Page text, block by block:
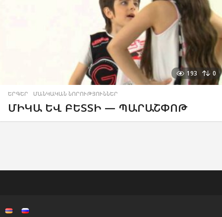
193 0
ԵՐԳԵՐ ,ՄԱՆԿԱԿԱՆ ՆՈՐՈՒԹՅՈՒՆՆԵՐ
ՄԻԿԱ ԵՎ ԲԵՏՏԻ — ՊԱՐԱՇՓՈԹ